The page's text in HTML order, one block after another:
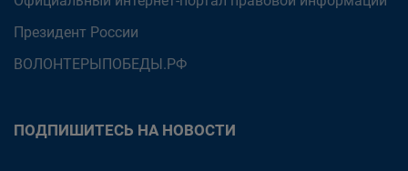
Президент России
ВОЛОНТЕРЫПОБЕДЫ.РФ
ПОДПИШИТЕСЬ НА НОВОСТИ